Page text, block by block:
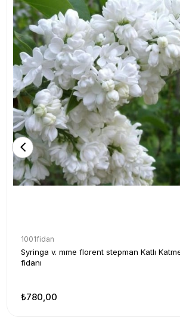
1001fidan
Syringa v. mme florent stepman Katlı
fidanı
₺780,00